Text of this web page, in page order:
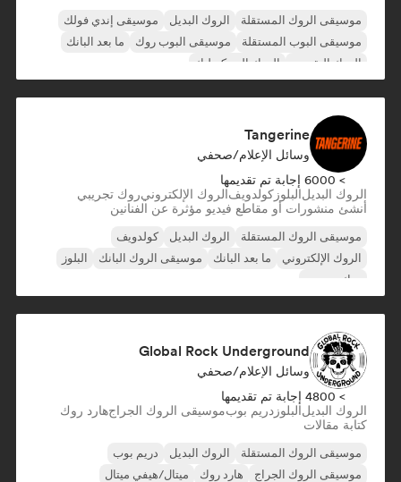
موسيقى الروك المستقلة الروك البديل
موسيقى إندي فولك
موسيقى البوب المستقلة
موسيقى البوب روك
ما بعد البانك
الروك التقدمي
الروك السيكديليك
Tangerine
وسائل الإعلام/صحفي
> 6000 إجابة تم تقديمها
الروك البديلالبلوز كولدويفالروك الإلكترونيروك تجريبي
أنشئ منشورات أو مقاطع فيديو مؤثرة عن الفنانين
موسيقى الروك المستقلة الروك البديل
كولدويف
الروك الإلكتروني
ما بعد البانك موسيقى الروك البانك
البلوز
روك تجريبي
Global Rock Underground
وسائل الإعلام/صحفي
> 4800 إجابة تم تقديمها
الروك البديلالبلوز دريم بوبموسيقى الروك الجراجهارد روك
كتابة مقالات
موسيقى الروك المستقلة الروك البديل
دريم بوب
موسيقى الروك الجراج
هارد روك
ميتال/هيفي ميتال